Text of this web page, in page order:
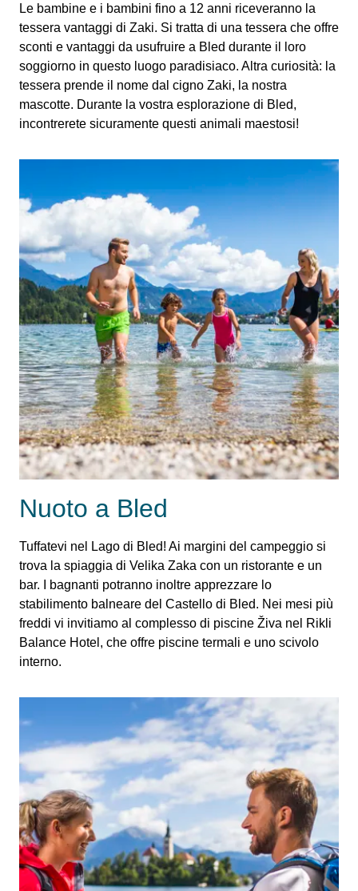
Le bambine e i bambini fino a 12 anni riceveranno la
tessera vantaggi di Zaki. Si tratta di una tessera che offre
sconti e vantaggi da usufruire a Bled durante il loro
soggiorno in questo luogo paradisiaco. Altra curiosità: la
tessera prende il nome dal cigno Zaki, la nostra
mascotte. Durante la vostra esplorazione di Bled,
incontrerete sicuramente questi animali maestosi!
Nuoto a Bled
Tuffatevi nel Lago di Bled! Ai margini del campeggio si
trova la spiaggia di Velika Zaka con un ristorante e un
bar. I bagnanti potranno inoltre apprezzare lo
stabilimento balneare del Castello di Bled. Nei mesi più
freddi vi invitiamo al complesso di piscine Živa nel Rikli
Balance Hotel, che offre piscine termali e uno scivolo
interno.